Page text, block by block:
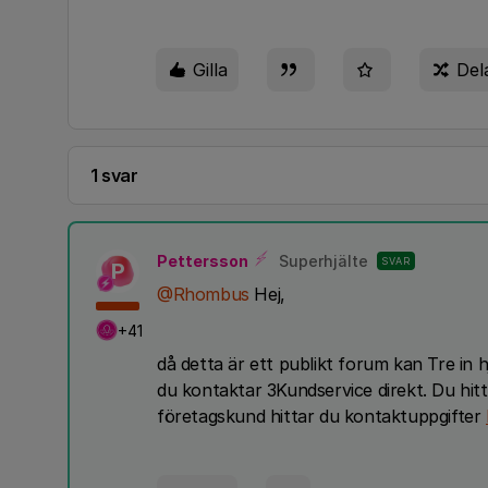
Gilla
1 svar
P
+41
Pettersson Superhjälte SVAR
@Rhombus Hej,
då detta är ett publikt forum kan Tre in
du kontaktar 3Kundservice direkt. Du
företagskund hittar du kontaktuppgifter